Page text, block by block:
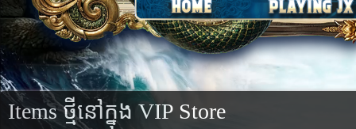
Items ថ្មីនៅក្នុង​ VIP Store